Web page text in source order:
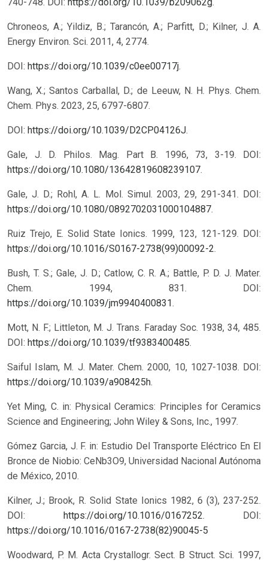
Chroneos, A.; Yildiz, B.; Tarancón, A.; Parfitt, D.; Kilner, J. A.
Energy Environ. Sci. 2011, 4, 2774.
DOI: https://doi.org/10.1039/c0ee00717j.
Wang, X.; Santos Carballal, D.; de Leeuw, N. H. Phys. Chem.
Chem. Phys. 2023, 25, 6797-6807.
DOI: https://doi.org/10.1039/D2CP04126J.
Gale, J. D. Philos. Mag. Part B. 1996, 73, 3-19. DOI:
https://doi.org/10.1080/13642819608239107.
Gale, J. D.; Rohl, A. L. Mol. Simul. 2003, 29, 291-341. DOI:
https://doi.org/10.1080/0892702031000104887.
Ruiz Trejo, E. Solid State Ionics. 1999, 123, 121-129. DOI:
https://doi.org/10.1016/S0167-2738(99)00092-2.
Bush, T. S.; Gale, J. D.; Catlow, C. R. A.; Battle, P. D. J. Mater.
Chem. 1994, 831. DOI:
https://doi.org/10.1039/jm9940400831.
Mott, N. F.; Littleton, M. J. Trans. Faraday Soc. 1938, 34, 485.
DOI: https://doi.org/10.1039/tf9383400485.
Saiful Islam, M. J. Mater. Chem. 2000, 10, 1027-1038. DOI:
https://doi.org/10.1039/a908425h.
Yet Ming, C. in: Physical Ceramics: Principles for Ceramics
Science and Engineering; John Wiley & Sons, Inc., 1997.
Gómez Garcia, J. F. in: Estudio Del Transporte Eléctrico En El
Bronce de Niobio: CeNb3O9, Universidad Nacional Autónoma
de México, 2010.
Kilner, J.; Brook, R. Solid State Ionics 1982, 6 (3), 237-252.
DOI: https://doi.org/10.1016/0167252. DOI:
https://doi.org/10.1016/0167-2738(82)90045-5
Woodward, P. M. Acta Crystallogr. Sect. B Struct. Sci. 1997,